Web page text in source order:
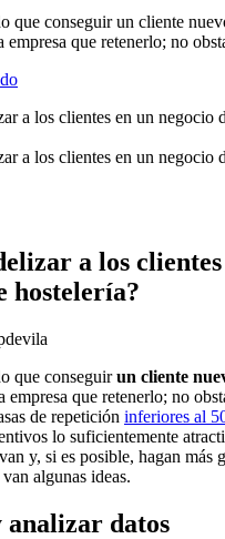
que conseguir un cliente
empresa que retenerlo; no
a los
hostelería?
que conseguirun cliente
empresa que retenerlo; no
de repetición inferiores al
lo suficientemente
y, si es posible, hagan más
algunas ideas.
analizar datos